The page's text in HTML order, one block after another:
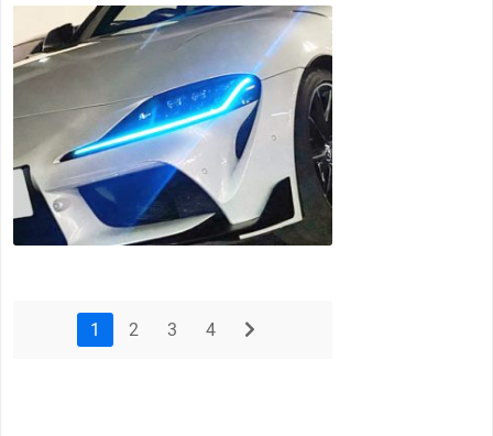
thumbnail
1 2 3 4